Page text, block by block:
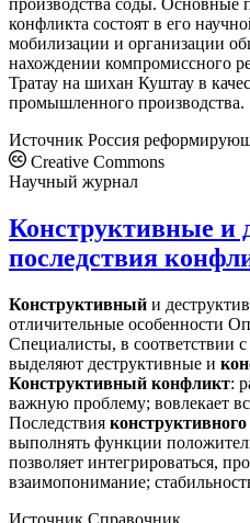
производства соды. Основные
конфликта состоят в его
мобилизации и организации
нахождении компромиссного
Тратау на шихан Куштау в
промышленного производства.
Источник Россия
Creative Commons
Научный журнал
Конструктивные и
последствия
Конструктивный и
отличительные особенности
Специалисты, в соответствии
выделяют деструктивные и
Конструктивный конфликт:
важную проблему; вовлекает
Последствия конструктивного
выполнять функции
позволяет интегрироваться,
взаимопонимание;